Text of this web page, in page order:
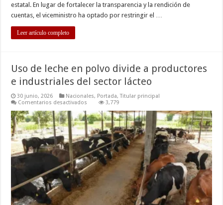
estatal. En lugar de fortalecer la transparencia y la rendición de
cuentas, el viceministro ha optado por restringir el …
Leer artículo completo
Uso de leche en polvo divide a productores
e industriales del sector lácteo
30 junio, 2026 Nacionales, Portada,Titular principal
Comentarios desactivados
de
leche
en
polvo
divide
a
productores
e
industriales
del
sector
lácteo
3,779